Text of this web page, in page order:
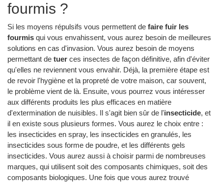
fourmis ?
Si les moyens répulsifs vous permettent de faire fuir les
fourmis qui vous envahissent, vous aurez besoin de meilleures
solutions en cas d'invasion. Vous aurez besoin de moyens
permettant de tuer ces insectes de façon définitive, afin d'éviter
qu'elles ne reviennent vous envahir. Déjà, la première étape est
de revoir l'hygiène et la propreté de votre maison, car souvent,
le problème vient de là. Ensuite, vous pourrez vous intéresser
aux différents produits les plus efficaces en matière
d'extermination de nuisibles. Il s'agit bien sûr de l'insecticide, et
il en existe sous plusieurs formes. Vous aurez le choix entre :
les insecticides en spray, les insecticides en granulés, les
insecticides sous forme de poudre, et les différents gels
insecticides. Vous aurez aussi à choisir parmi de nombreuses
marques, qui utilisent soit des composants chimiques, soit des
composants biologiques. Une fois que vous aurez trouvé